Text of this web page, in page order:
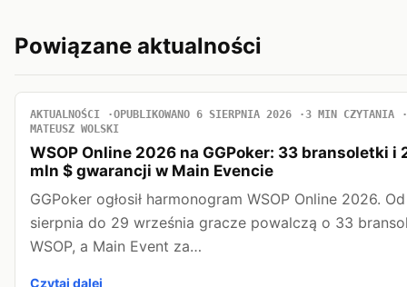
Powiązane aktualności
AKTUALNOŚCI OPUBLIKOWANO 6 SIERPNIA 2026
3 MIN CZYTANIA
MATEUSZ WOLSKI
WSOP Online 2026 na GGPoker: 33 bransoletki i
mln $ gwarancji w Main Evencie
GGPoker ogłosił harmonogram WSOP Online 2026.
sierpnia do 29 września gracze powalczą o 33
WSOP, a Main Event za…
Czytaj dalej